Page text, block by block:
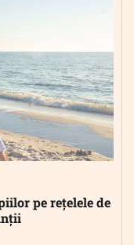
pe rețelele de